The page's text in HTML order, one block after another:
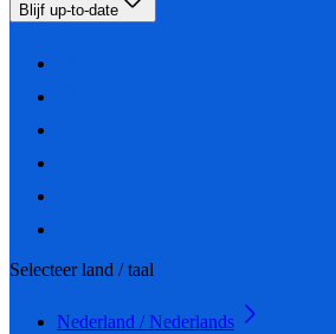
Blijf up-to-date
Selecteer land / taal
Nederland / Nederlands